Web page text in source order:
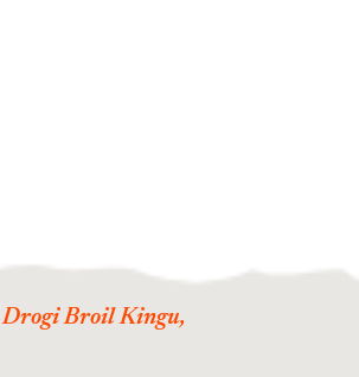
Drogi Broil Kingu,